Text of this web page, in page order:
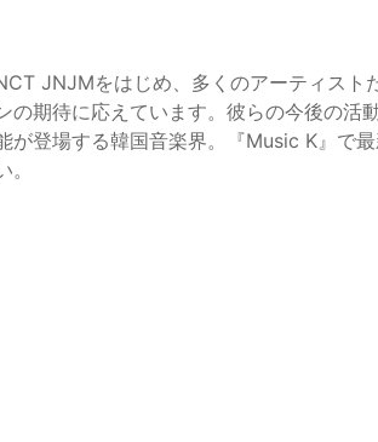
JNJMをはじめ、多くのアーティスト
の期待に応えています。彼らの今後の活
が登場する韓国音楽界。『Music K』で